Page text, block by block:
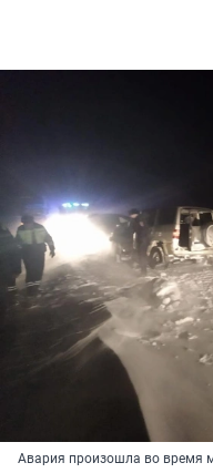
Авария произошла во время